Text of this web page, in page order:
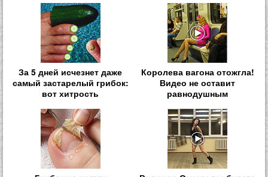
За 5 дней исчезнет даже
самый застарелый грибок:
вот хитрость
Королева вагона отожгла!
Видео не оставит
равнодушным